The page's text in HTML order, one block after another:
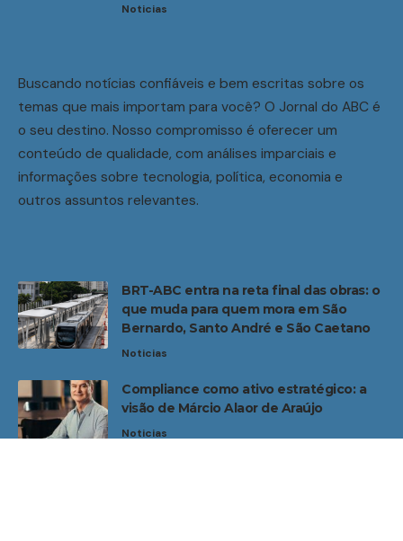
Noticias
Buscando notícias confiáveis e bem escritas sobre os
temas que mais importam para você? O Jornal do ABC é
o seu destino. Nosso compromisso é oferecer um
conteúdo de qualidade, com análises imparciais e
informações sobre tecnologia, política, economia e
outros assuntos relevantes.
BRT-ABC entra na reta final das obras: o
que muda para quem mora em São
Bernardo, Santo André e São Caetano
Noticias
Compliance como ativo estratégico: a
visão de Márcio Alaor de Araújo
Noticias